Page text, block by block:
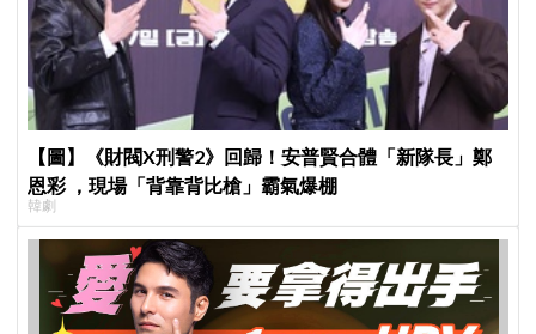
【圖】《財閥X刑警2》回歸！安普賢合體「新隊長」鄭
恩彩 ，現場「背靠背比槍」霸氣爆棚
韓劇